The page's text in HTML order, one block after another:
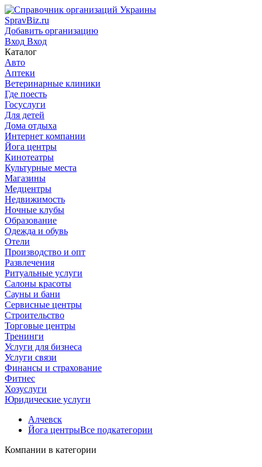
SpravBiz.ru
Добавить организацию
Вход Вход
Каталог
Авто
Аптеки
Ветеринарные клиники
Где поесть
Госуслуги
Для детей
Дома отдыха
Интернет компании
Йога центры
Кинотеатры
Культурные места
Магазины
Медцентры
Недвижимость
Ночные клубы
Образование
Одежда и обувь
Отели
Производство и опт
Развлечения
Ритуальные услуги
Салоны красоты
Сауны и бани
Сервисные центры
Строительство
Торговые центры
Тренинги
Услуги для бизнеса
Услуги связи
Финансы и страхование
Фитнес
Хозуслуги
Юридические услуги
Алчевск
Йога центрыВсе подкатегории
Компании в категории